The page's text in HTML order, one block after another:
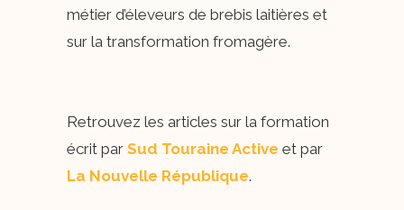
métier d’éleveurs de brebis laitières et
sur la transformation fromagère.
Retrouvez les articles sur la formation
écrit par Sud Touraine Active et par
La Nouvelle République.